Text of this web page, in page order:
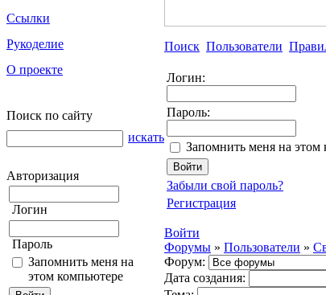
Ссылки
Рукоделие
О проекте
Поиск по сайту
искать
Авторизация
Логин
Пароль
Запомнить меня на
этом компьютере
Поиск Пользователи
Логин:
Пароль:
Запомнить меня на этом
Забыли свой пароль?
Регистрация
Войти
Форумы » Пользователи »
Форум:
Дата создания: